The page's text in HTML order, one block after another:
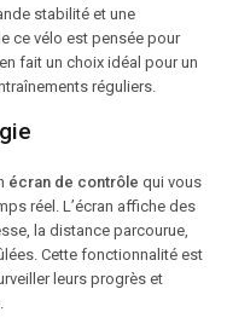
stabilité et une
ce vélo est pensée pour
fait un choix idéal pour un
réguliers.
écran de contrôle qui vous
réel. L’écran affiche des
la distance parcourue,
Cette fonctionnalité est
leurs progrès et